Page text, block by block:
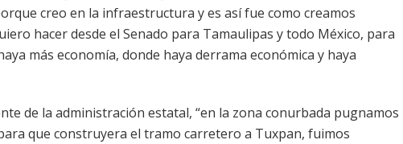
creo en la infraestructura y es así fue como creamos
hacer desde el Senado para Tamaulipas y todo México, para
más economía, donde haya derrama económica y haya
de la administración estatal, “en la zona conurbada pugnamos
que construyera el tramo carretero a Tuxpan, fuimos